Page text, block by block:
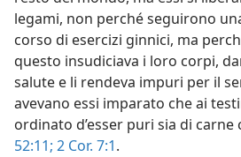
legami, non perché seguirono
corso di esercizi ginnici, ma
questo insudiciava i loro corpi,
salute e li rendeva impuri per il
avevano essi imparato che ai
ordinato d’esser puri sia di
52:11; 2 Cor. 7:1.